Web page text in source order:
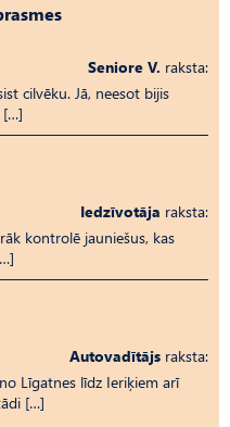
Seniore V. raksta:
cilvēku. Jā, neesot bijis
[…]
Iedzīvotāja raksta:
kontrolē jauniešus, kas
Autovadītājs raksta:
Līgatnes līdz Ieriķiem arī
[…]